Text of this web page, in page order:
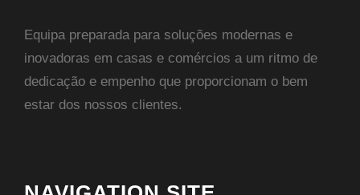
Equipa preparada para soluções modernas e
inovadoras em casas e comércios a um ritmo de
dedicação e empenho que proporcionam o bem
estar dos nossos clientes.